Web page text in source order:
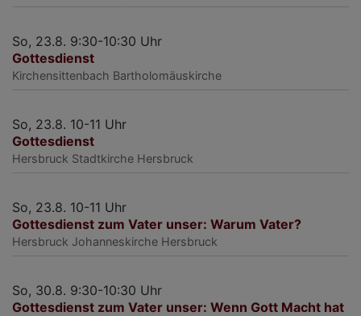
So, 23.8. 9:30-10:30 Uhr
Gottesdienst
Kirchensittenbach Bartholomäuskirche
So, 23.8. 10-11 Uhr
Gottesdienst
Hersbruck Stadtkirche Hersbruck
So, 23.8. 10-11 Uhr
Gottesdienst zum Vater unser: Warum Vater?
Hersbruck Johanneskirche Hersbruck
So, 30.8. 9:30-10:30 Uhr
Gottesdienst zum Vater unser: Wenn Gott Macht hat